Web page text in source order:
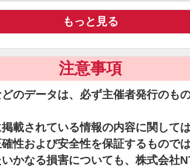
もっと見る
注意事項
のデータは、必ず主催者発行のも
載されている情報の内容に関して
性および安全性を保証するもので
かなる損害についても、株式会社